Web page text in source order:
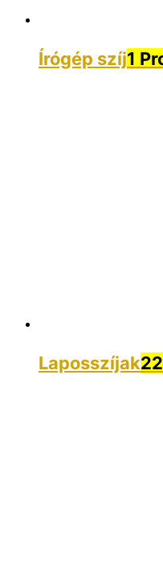
Írógép szíj1
Laposszíjak